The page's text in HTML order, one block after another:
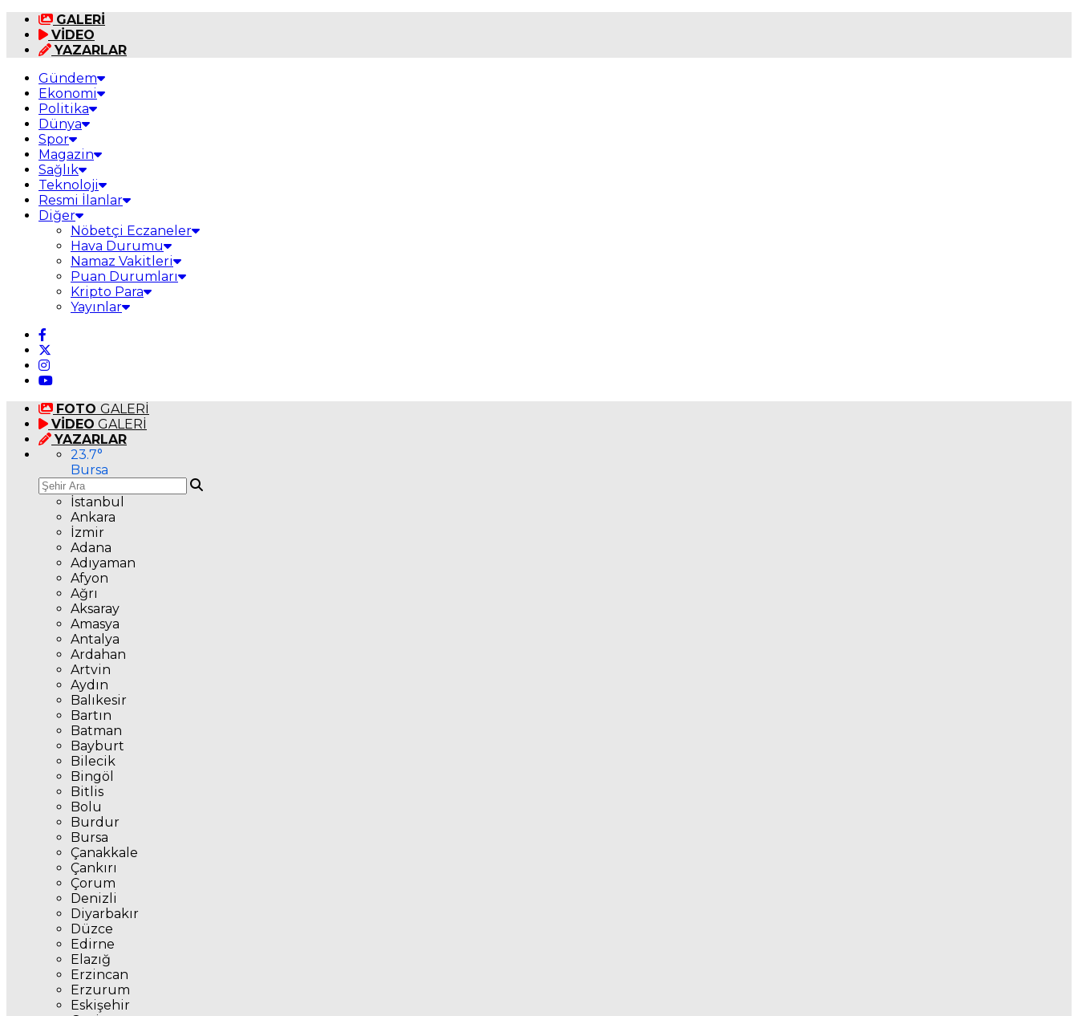
GALERİ
VİDEO
YAZARLAR
Gündem
Ekonomi
Politika
Dünya
Spor
Magazin
Sağlık
Teknoloji
Resmi İlanlar
Diğer
Nöbetçi Eczaneler
Hava Durumu
Namaz Vakitleri
Puan Durumları
Kripto Para
Yayınlar
FOTO GALERİ
VİDEO GALERİ
YAZARLAR
23.7°
Bursa
İstanbul
Ankara
İzmir
Adana
Adıyaman
Afyon
Ağrı
Aksaray
Amasya
Antalya
Ardahan
Artvin
Aydın
Balıkesir
Bartın
Batman
Bayburt
Bilecik
Bingöl
Bitlis
Bolu
Burdur
Bursa
Çanakkale
Çankırı
Çorum
Denizli
Diyarbakır
Düzce
Edirne
Elazığ
Erzincan
Erzurum
Eskişehir